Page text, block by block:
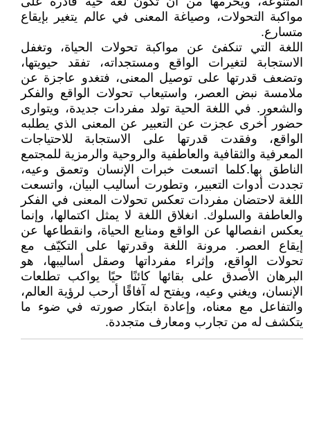
مواكبة التحولات، وصياغة المعنى في عالم يتغير بإيقاع
متسارع.
اللغة التي تنكفئ عن مواكبة تحولات الحياة، وتغفل
الاستجابة لتغيرات الواقع ومستجداته، تفقد حيويتها،
وتضعف قدرتها على توصيل المعنى، فتغدو عاجزة عن
ملامسة نبض العصر، واستيعاب تحولات الواقع والفكر
والشعور. في اللغة الحية تولد مفردات جديدة، ويتوارى
حضور أخرى عجزت عن التعبير عن المعنى الذي يطلبه
الواقع، وفقدت قدرتها على الاستجابة للاحتياجات
المعرفية والثقافية والعاطفية والروحية والرمزية للمجتمع
الناطق بها.كلما اتسعت خبرات الإنسان وتعمق وعيه،
تجددت أدوات التعبير، وتطورت أساليب البيان، واتسعت
اللغة لاحتضان مفردات تعكس تحولات المعنى في الفكر
والعاطفة والسلوك. انغلاق اللغة لا يمثل اكتمالها، وإنما
يعكس انفصالها عن الواقع ومنابع الحياة، وانقطاعها عن
إيقاع العصر. مرونة اللغة وقدرتها على التكيّف مع
تحولات الواقع، وإثراء مفرداتها وصقل أساليبها، هو
البرهان الأصدق على بقائها كائنًا حيًا يواكب تطلعات
الإنسان، ويغني وعيه، ويفتح له آفاقًا أرحب لرؤية العالم،
والتفاعل مع معناه، وإعادة ابتكار صورته في ضوء ما
يتكشف له من تجارب ومعارف متجددة.